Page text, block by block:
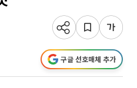
구글 선호매체 추가